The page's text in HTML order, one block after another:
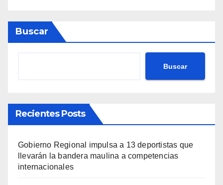
Buscar
Buscar
Recientes Posts
Gobierno Regional impulsa a 13 deportistas que
llevarán la bandera maulina a competencias
internacionales